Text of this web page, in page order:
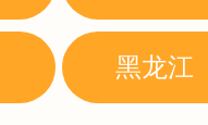
黑龙江